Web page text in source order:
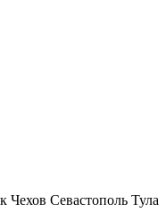
Чехов Севастополь Тула